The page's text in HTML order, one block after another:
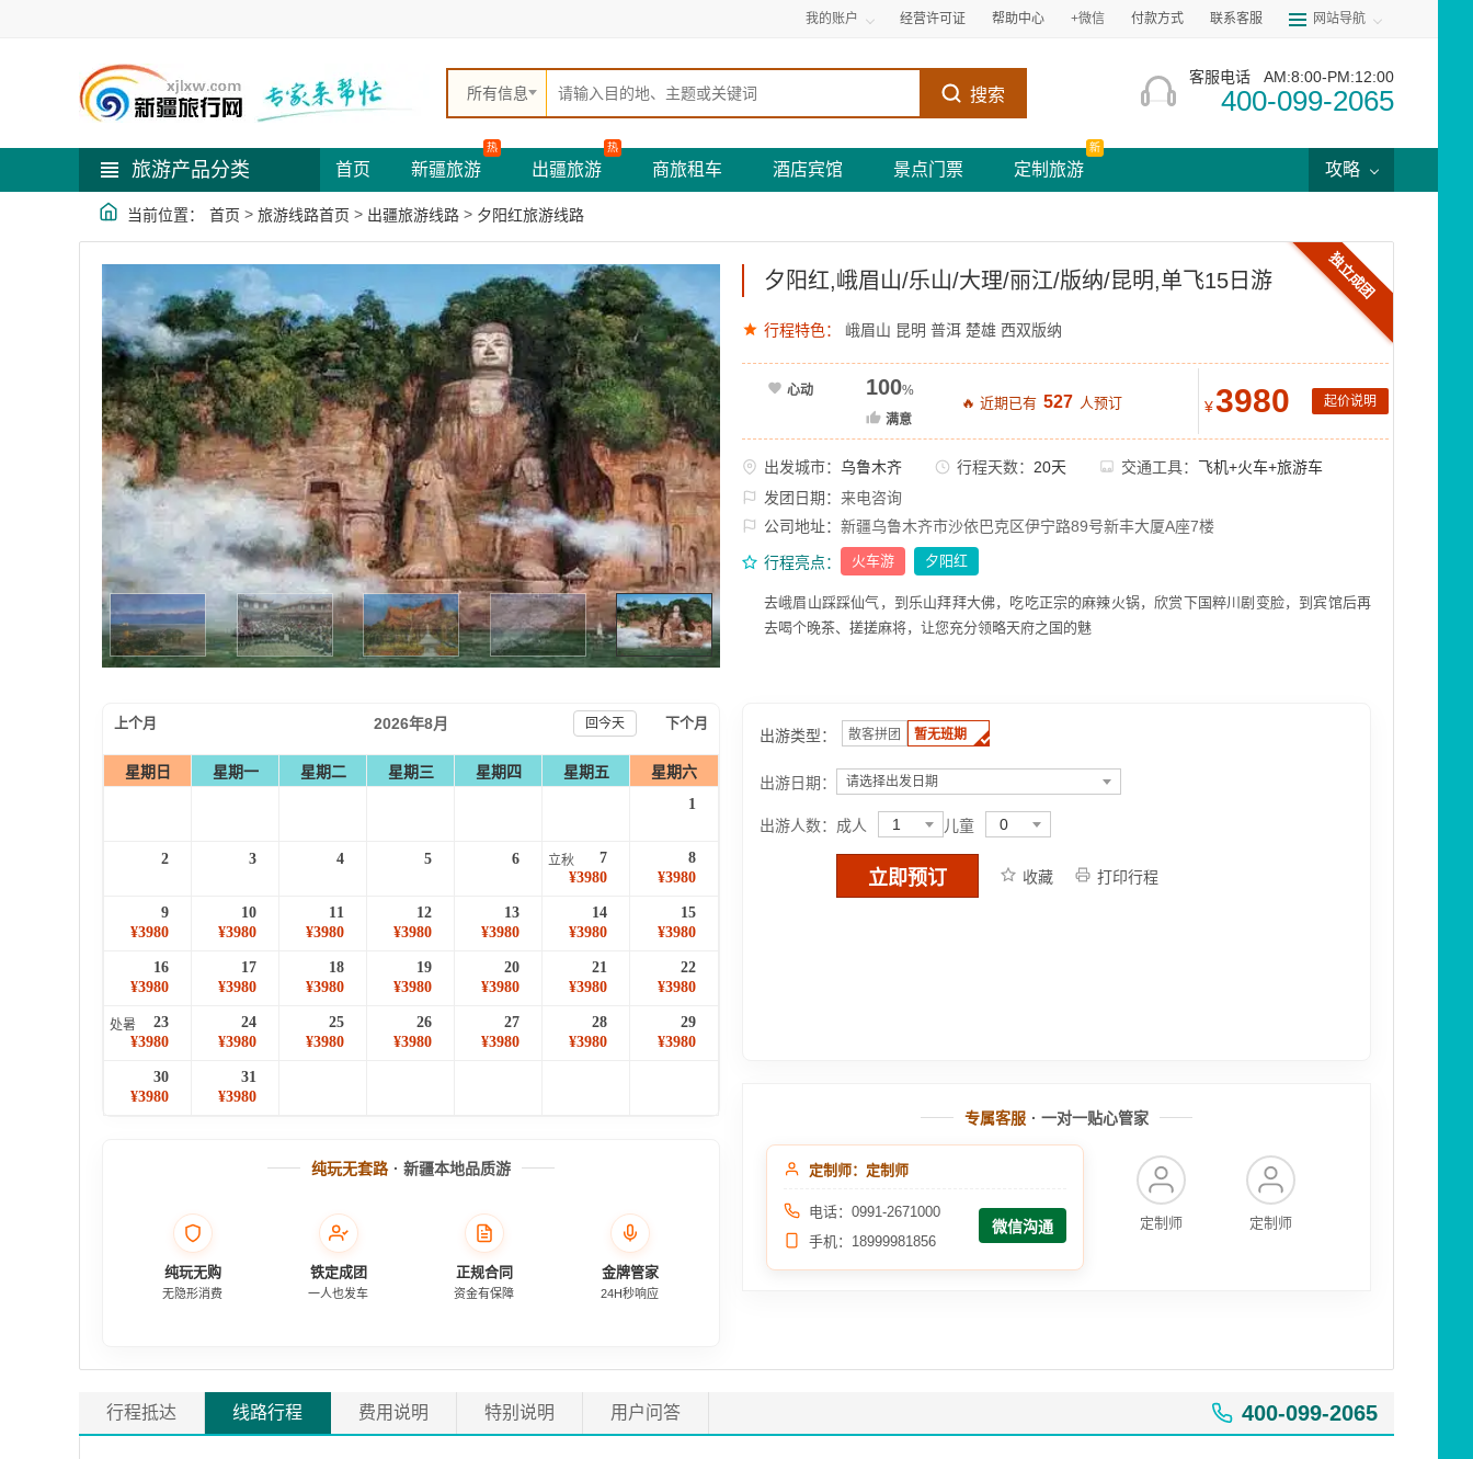
我的账户 经营许可证 帮助中心 +微信 付款方式 联系客服 网站导航
所有信息 搜索
客服电话 AM:8:00-PM:12:00
400-099-2065
旅游产品分类 首页 新疆旅游
热
出疆旅游
热
商旅租车 酒店宾馆 景点门票 定制旅游
新
攻略
当前位置： 首页 > 旅游线路首页 > 出疆旅游线路 > 夕阳红旅游线路
独立成团
夕阳红,峨眉山/乐山/大理/丽江/版纳/昆明,单飞15日游
行程特色： 峨眉山 昆明 普洱 楚雄 西双版纳
心动 100%
满意
🔥 近期已有 527 人预订 ¥3980 起价说明
出发城市： 乌鲁木齐 行程天数： 20天 交通工具： 飞机+火车+旅游车
发团日期： 来电咨询
公司地址： 新疆乌鲁木齐市沙依巴克区伊宁路89号新丰大厦A座7楼
行程亮点： 火车游 夕阳红
去峨眉山踩踩仙气，到乐山拜拜大佛，吃吃正宗的麻辣火锅，欣赏下国粹川剧变脸，到宾馆后再
去喝个晚茶、搓搓麻将，让您充分领略天府之国的魅
2026年8月 回今天
上个月 下个月
星期日 星期一 星期二 星期三 星期四 星期五 星期六
1
2 3 4 5 6 立秋
7
¥3980
8
¥3980
9
¥3980
10
¥3980
11
¥3980
12
¥3980
13
¥3980
14
¥3980
15
¥3980
16
¥3980
17
¥3980
18
¥3980
19
¥3980
20
¥3980
21
¥3980
22
¥3980
处暑
23
¥3980
24
¥3980
25
¥3980
26
¥3980
27
¥3980
28
¥3980
29
¥3980
30
¥3980
31
¥3980
纯玩无套路 · 新疆本地品质游
纯玩无购
无隐形消费
铁定成团
一人也发车
正规合同
资金有保障
金牌管家
24H秒响应
出游类型： 散客拼团 暂无班期
出游日期： 请选择出发日期
出游人数： 成人 1 儿童 0
立即预订 收藏 打印行程
专属客服 · 一对一贴心管家
定制师：定制师
电话：0991-2671000
手机：18999981856
微信沟通 定制师 定制师
行程抵达 线路行程 费用说明 特别说明 用户问答 400-099-2065